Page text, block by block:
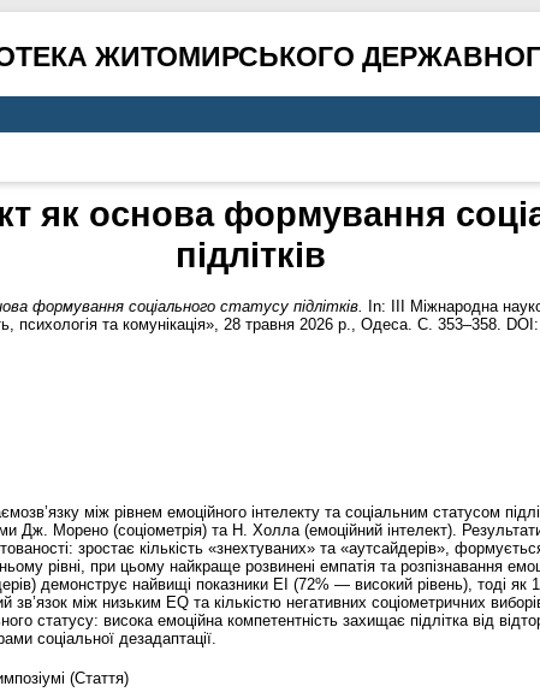
ЖИТОМИРСЬКОГО
як основа формування
підлітків
формування соціального статусу підлітків.
In: III Міжнародна
психологія та комунікація», 28 травня 2026 р., Одеса. С. 353–358. DOI:
між рівнем емоційного інтелекту та соціальним статусом
Дж. Морено (соціометрія) та Н. Холла (емоційний інтелект).
зростає кількість «знехтуваних» та «аутсайдерів»,
рівні, при цьому найкраще розвинені емпатія та розпізнавання
демонструє найвищі показники ЕІ (72% — високий рівень), тоді як
зв’язок між низьким EQ та кількістю негативних соціометричних
статусу: висока емоційна компетентність захищає підлітка від
соціальної дезадаптації.
(Стаття)